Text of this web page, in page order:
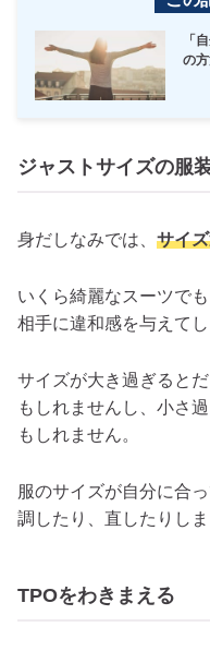
「
の
ジャストサイズの服
身だしなみでは、 サイ
いくら綺麗なスーツで
相手に違和感を与えてし
サイズが大き過ぎると
もしれませんし、小さ
もしれません。
服のサイズが自分に合
調したり、直したりしま
TPOをわきまえる